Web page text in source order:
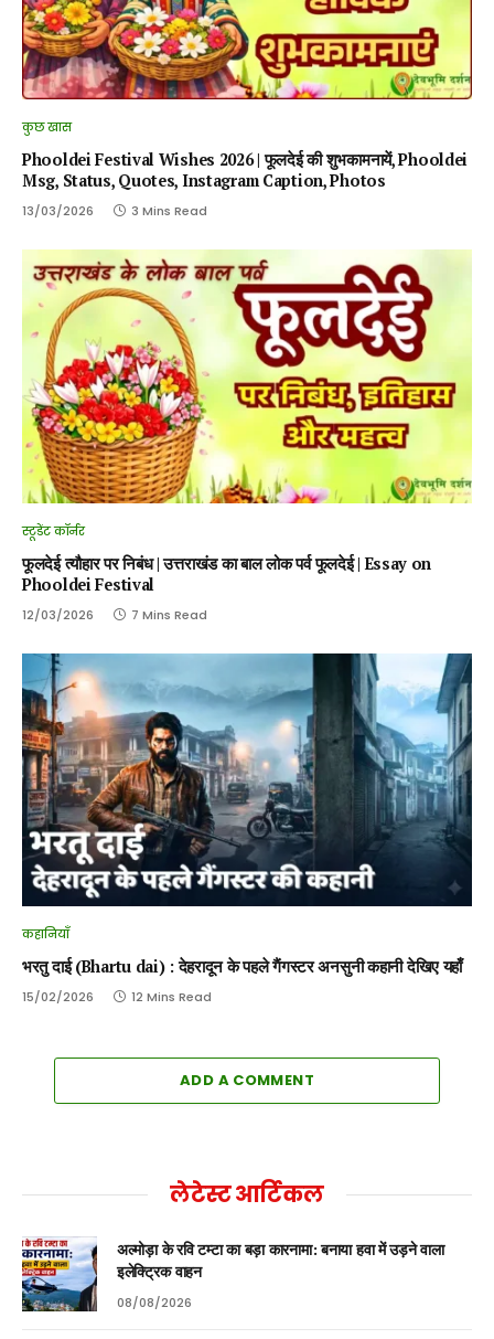
कुछ खास
Phooldei Festival Wishes 2026 | फूलदेई की शुभकामनायें, Phooldei
Msg, Status, Quotes, Instagram Caption, Photos
13/03/2026 3 Mins Read
स्टूडेंट कॉर्नर
फूलदेई त्यौहार पर निबंध | उत्तराखंड का बाल लोक पर्व फूलदेई | Essay on
Phooldei Festival
12/03/2026 7 Mins Read
कहानियाँ
भरतु दाई (Bhartu dai) : देहरादून के पहले गैंगस्टर अनसुनी कहानी देखिए यहाँ
15/02/2026 12 Mins Read
ADD A COMMENT
लेटेस्ट आर्टिकल
अल्मोड़ा के रवि टम्टा का बड़ा कारनामा: बनाया हवा में उड़ने वाला
इलेक्ट्रिक वाहन
08/08/2026